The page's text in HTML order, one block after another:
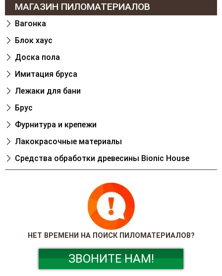
МАГАЗИН ПИЛОМАТЕРИАЛОВ
Вагонка
Блок хаус
Доска пола
Имитация бруса
Лежаки для бани
Брус
Фурнитура и крепежи
Лакокрасочные материалы
Cредства обработки древесины Bionic House
НЕТ ВРЕМЕНИ НА ПОИСК ПИЛОМАТЕРИАЛОВ?
ЗВОНИТЕ НАМ!